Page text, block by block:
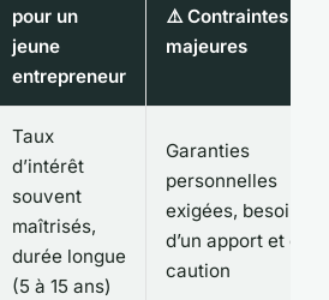
pour un
jeune
entrepreneur
⚠️ Contraintes
majeures
Taux
d’intérêt
souvent
maîtrisés,
durée longue
(5 à 15 ans)
Garanties
personnelles
exigées, besoin
d’un apport et de
caution